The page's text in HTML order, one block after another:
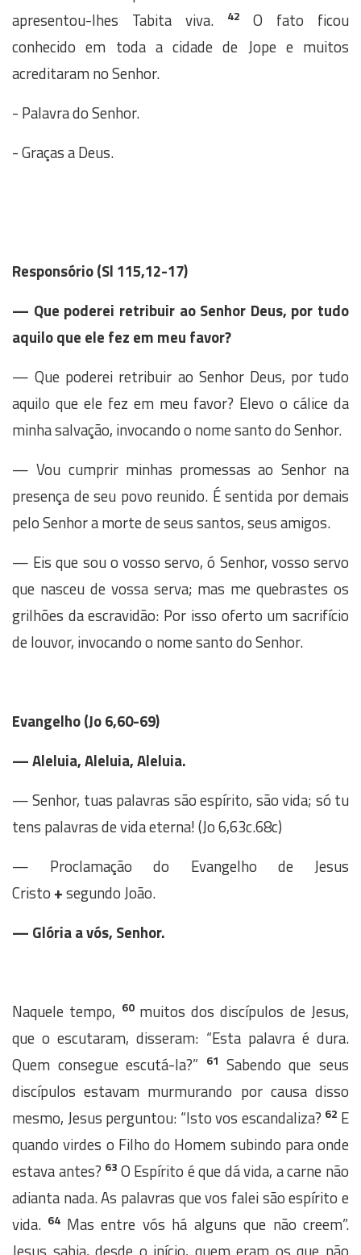
apresentou-lhes Tabita viva.
42 O fato ficou
conhecido em toda a cidade de Jope e muitos
acreditaram no Senhor.
- Palavra do Senhor.
- Graças a Deus.
Responsório(Sl 115,12-17)
— Que poderei retribuir ao Senhor Deus, por tudo
aquilo que ele fez em meu favor?
—Que poderei retribuir ao Senhor Deus, por tudo
aquilo que ele fez em meu favor? Elevo o cálice da
minha salvação, invocando o nome santo do Senhor.
—Vou cumprir minhas promessas ao Senhor na
presença de seu povo reunido. É sentida por demais
pelo Senhor a morte de seus santos, seus amigos.
— Eis que sou o vosso servo, ó Senhor, vosso servo
que nasceu de vossa serva; mas me quebrastes os
grilhões da escravidão: Por isso oferto um sacrifício
de louvor, invocando o nome santo do Senhor.
Evangelho(Jo 6,60-69)
— Aleluia, Aleluia, Aleluia.
— Senhor, tuas palavras são espírito, são vida; só tu
tens palavras de vida eterna! (Jo 6,63c.68c)
— Proclamação do Evangelho de Jesus
Cristo +segundo João.
— Glória a vós, Senhor.
Naquele tempo, 60 muitos dos discípulos de Jesus,
que o escutaram, disseram: “Esta palavra é dura.
Quem consegue escutá-la?” 61 Sabendo que seus
discípulos estavam murmurando por causa disso
mesmo, Jesus perguntou: “Isto vos escandaliza? 62 E
quando virdes o Filho do Homem subindo para onde
estava antes? 63 O Espírito é que dá vida, a carne não
adianta nada. As palavras que vos falei são espírito e
vida. 64 Mas entre vós há alguns que não creem”.